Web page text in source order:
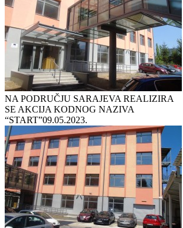
NA PODRUČJU SARAJEVA REALIZIRA
SE AKCIJA KODNOG NAZIVA
“START”09.05.2023.